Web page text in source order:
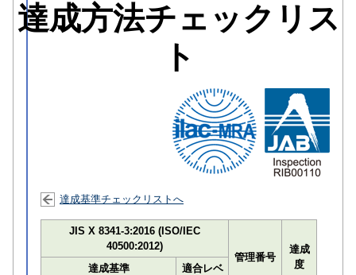
達成方法チェックリス
ト
達成基準チェックリストへ
JIS X 8341-3:2016 (ISO/IEC
40500:2012)
管理番号
達成
度
達成基準
適合レベ